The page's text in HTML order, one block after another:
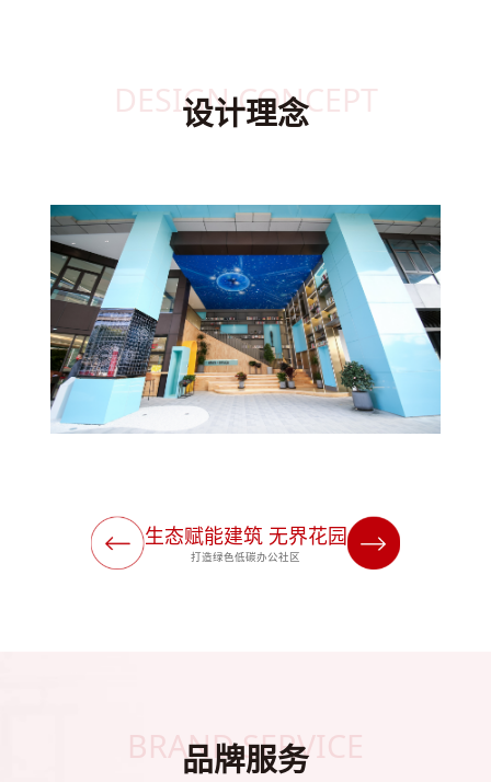
DESIGN CONCEPT
设计理念
生态赋能建筑 无界花园
打造绿色低碳办公社区
BRAND SERVICE
品牌服务